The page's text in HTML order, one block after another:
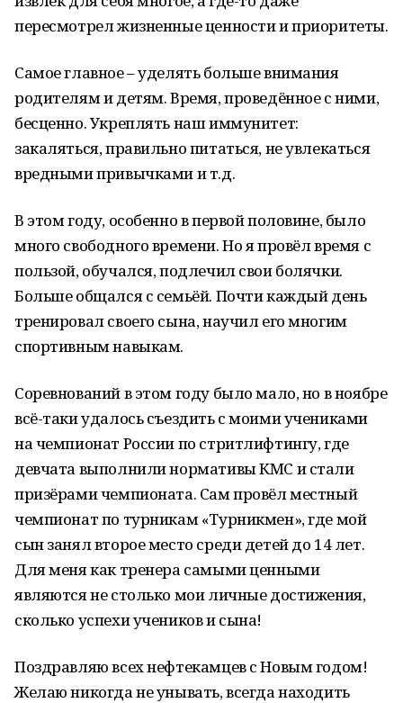
пересмотрел жизненные ценности и приоритеты.
Самое главное – уделять больше внимания
родителям и детям. Время, проведённое с ними,
бесценно. Укреплять наш иммунитет:
закаляться, правильно питаться, не увлекаться
вредными привычками и т.д.
В этом году, особенно в первой половине, было
много свободного времени. Но я провёл время с
пользой, обучался, подлечил свои болячки.
Больше общался с семьёй. Почти каждый день
тренировал своего сына, научил его многим
спортивным навыкам.
Соревнований в этом году было мало, но в ноябре
всё-таки удалось съездить с моими учениками
на чемпионат России по стритлифтингу, где
девчата выполнили нормативы КМС и стали
призёрами чемпионата. Сам провёл местный
чемпионат по турникам «Турникмен», где мой
сын занял второе место среди детей до 14 лет.
Для меня как тренера самыми ценными
являются не столько мои личные достижения,
сколько успехи учеников и сына!
Поздравляю всех нефтекамцев с Новым годом!
Желаю никогда не унывать, всегда находить